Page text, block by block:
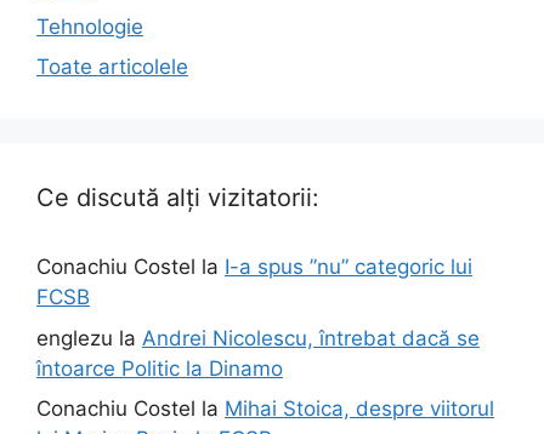
Tehnologie
Toate articolele
Ce discută alți vizitatorii:
Conachiu Costel la I-a spus ”nu” categoric lui
FCSB
englezu la Andrei Nicolescu, întrebat dacă se
întoarce Politic la Dinamo
Conachiu Costel la Mihai Stoica, despre viitorul